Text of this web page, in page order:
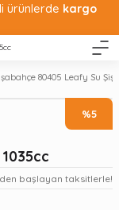
ürünlerde kargo
80405 Leafy Su
%5
den başlayan taksitlerle!